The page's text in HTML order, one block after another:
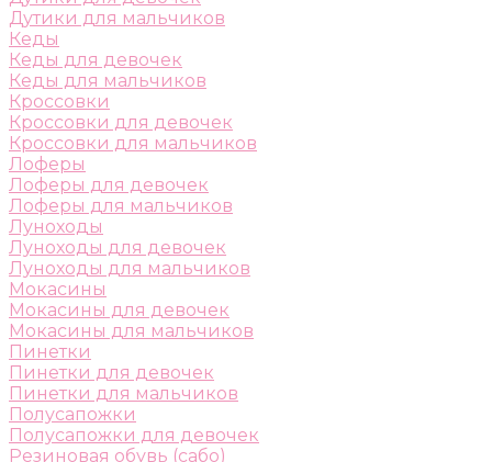
Дутики для мальчиков
Кеды
Кеды для девочек
Кеды для мальчиков
Кроссовки
Кроссовки для девочек
Кроссовки для мальчиков
Лоферы
Лоферы для девочек
Лоферы для мальчиков
Луноходы
Луноходы для девочек
Луноходы для мальчиков
Мокасины
Мокасины для девочек
Мокасины для мальчиков
Пинетки
Пинетки для девочек
Пинетки для мальчиков
Полусапожки
Полусапожки для девочек
Резиновая обувь (сабо)